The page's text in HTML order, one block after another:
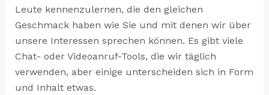
Leute kennenzulernen, die den gleichen
Geschmack haben wie Sie und mit denen wir über
unsere Interessen sprechen können. Es gibt viele
Chat- oder Videoanruf-Tools, die wir täglich
verwenden, aber einige unterscheiden sich in Form
und Inhalt etwas.